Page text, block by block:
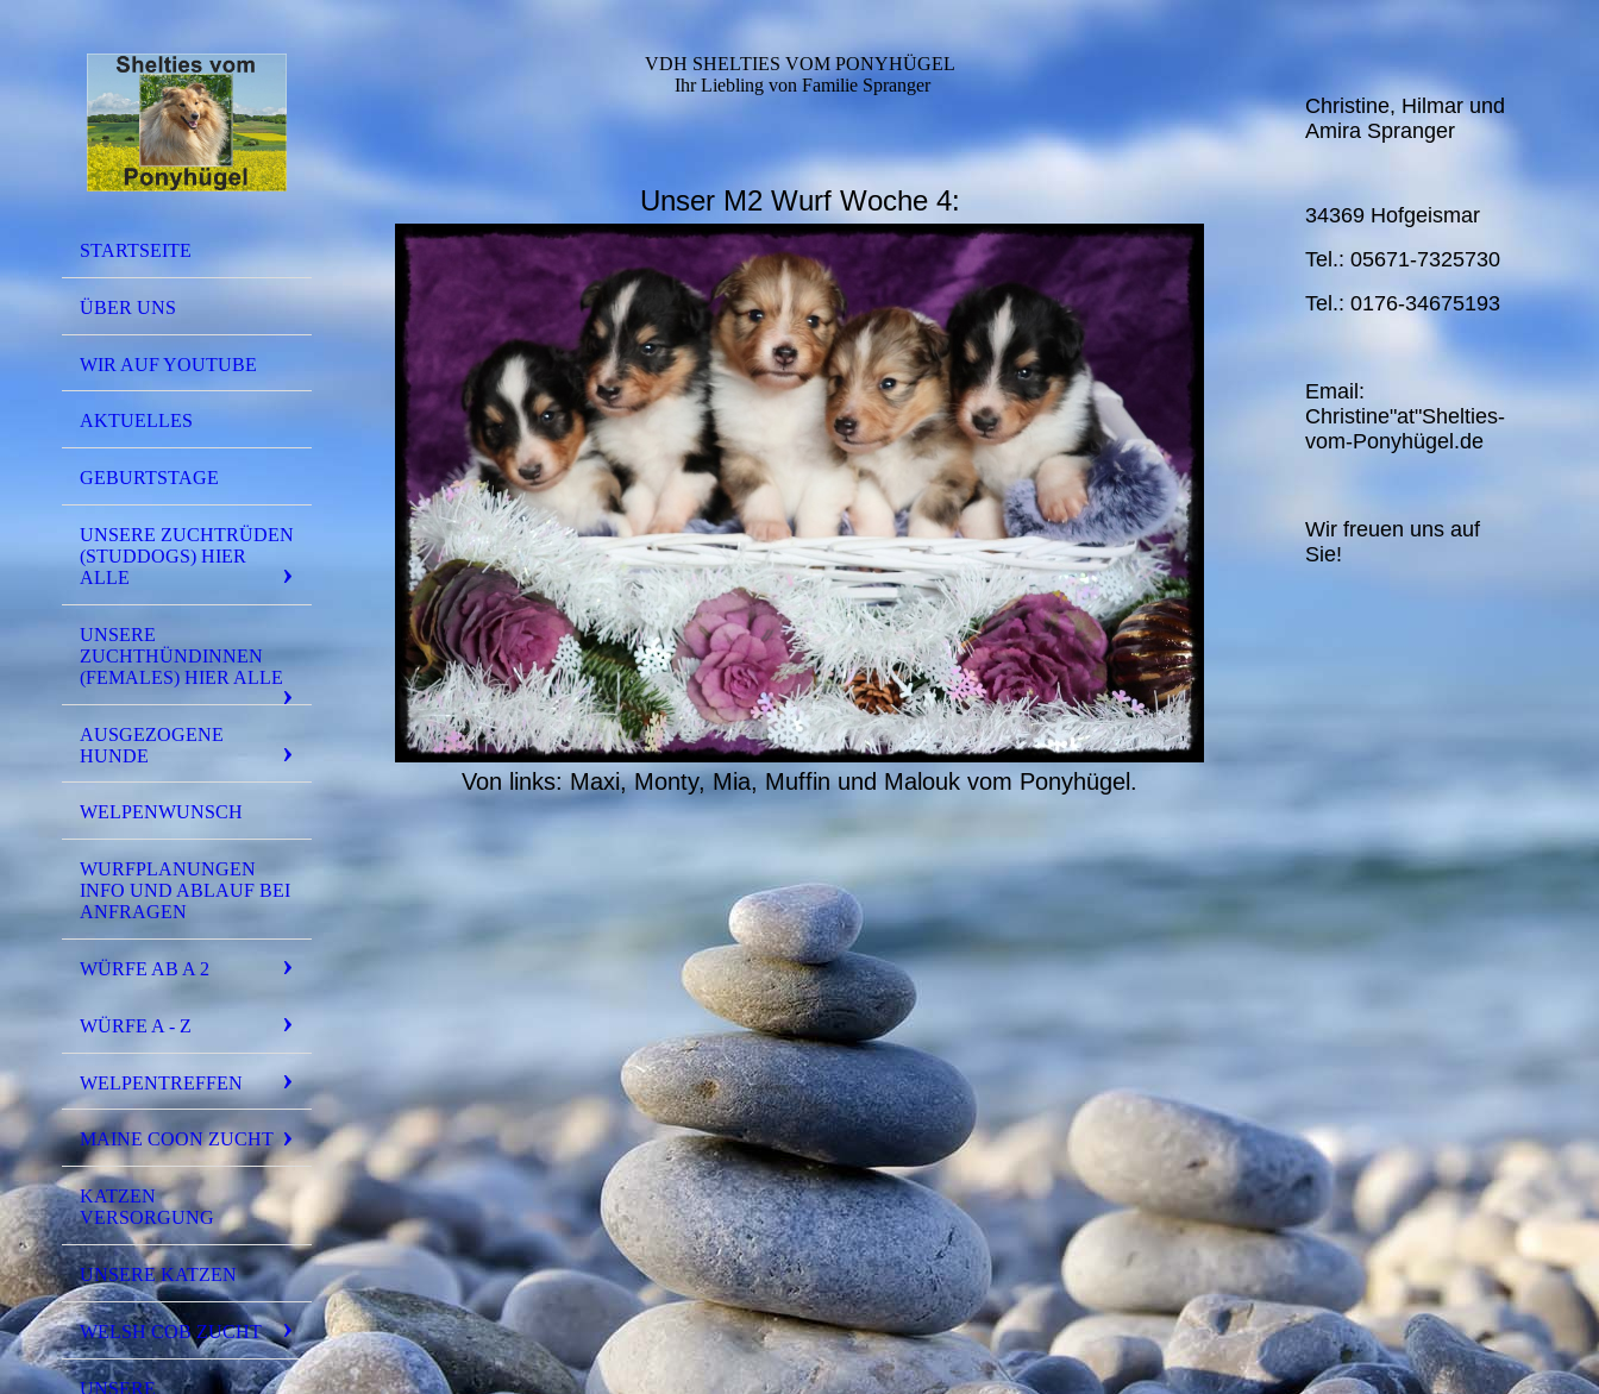
STARTSEITE
ÜBER UNS
WIR AUF YOUTUBE
AKTUELLES
GEBURTSTAGE
UNSERE ZUCHTRÜDEN
(STUDDOGS) HIER
ALLE
UNSERE
ZUCHTHÜNDINNEN
(FEMALES) HIER ALLE
AUSGEZOGENE
HUNDE
WELPENWUNSCH
WURFPLANUNGEN
INFO UND ABLAUF BEI
ANFRAGEN
WÜRFE AB A 2
WÜRFE A - Z
WELPENTREFFEN
MAINE COON ZUCHT
KATZEN
VERSORGUNG
UNSERE KATZEN
WELSH COB ZUCHT
UNSERE
VDH SHELTIES VOM PONYHÜGEL
Ihr Liebling von Familie Spranger
Unser M2 Wurf Woche 4:
Von links: Maxi, Monty, Mia, Muffin und Malouk vom Ponyhügel.
Christine, Hilmar und
Amira Spranger
34369 Hofgeismar
Tel.: 05671-7325730
Tel.: 0176-34675193
Email:
Christine"at"Shelties-
vom-Ponyhügel.de
Wir freuen uns auf
Sie!